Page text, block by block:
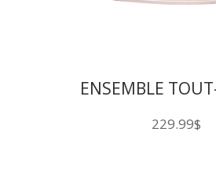
ENSEMBLE
229.99$